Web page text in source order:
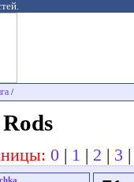
/
0 | 1 | 2 | 3